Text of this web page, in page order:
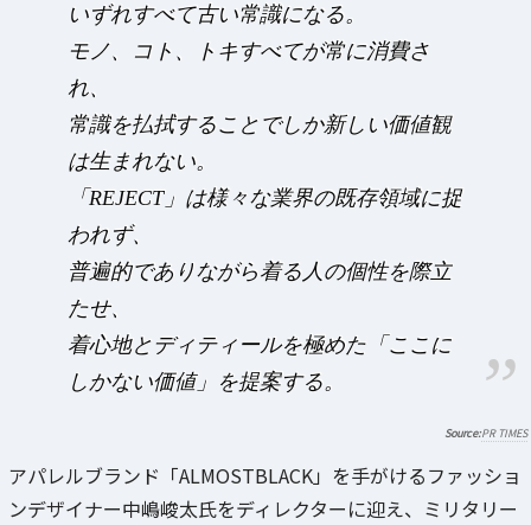
いずれすべて古い常識になる。
モノ、コト、トキすべてが常に消費さ
れ、
常識を払拭することでしか新しい価値観
は生まれない。
「REJECT」は様々な業界の既存領域に捉
われず、
普遍的でありながら着る人の個性を際立
たせ、
着心地とディティールを極めた「ここに
しかない価値」を提案する。
PR TIMES
アパレルブランド「ALMOSTBLACK」を手がけるファッショ
ンデザイナー中嶋峻太氏をディレクターに迎え、ミリタリー